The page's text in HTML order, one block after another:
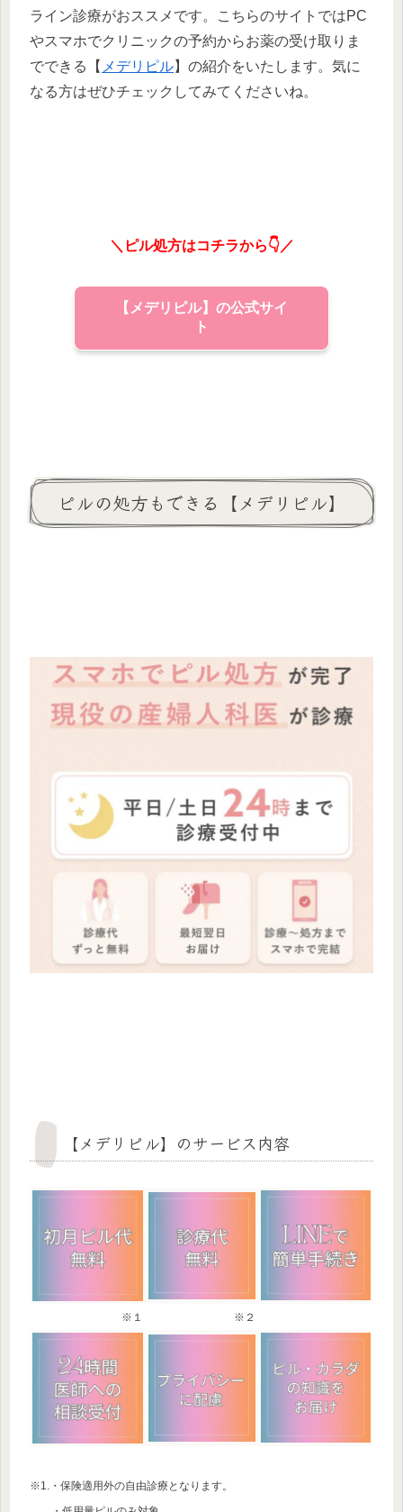
ライン診療がおススメです。こちらのサイトではPC
やスマホでクリニックの予約からお薬の受け取りま
でできる【 メデリピル】の紹介をいたします。気に
なる方はぜひチェックしてみてくださいね。
＼ピル処方はコチラから👇／
【メデリピル】の公式サイ
ト
ピルの処方もできる【メデリピル】
【メデリピル】のサービス内容
※１ ※２
※1.・保険適用外の自由診療となります。